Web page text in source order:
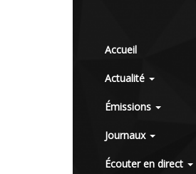
Accueil
Actualité
Émissions
Journaux
Écouter en direct